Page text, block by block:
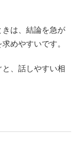
きは、結論を急が
めやすいです。
、話しやすい相